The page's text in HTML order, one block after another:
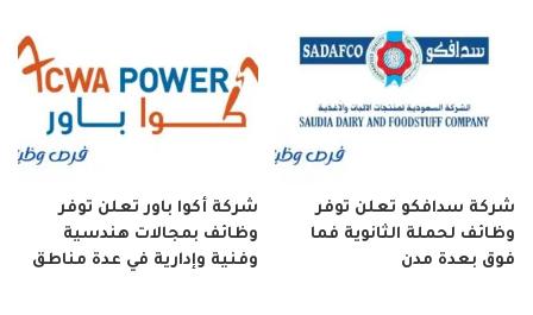
شركة سدافكو تعلن توفر
وظائف لحملة الثانوية فما
فوق بعدة مدن
شركة أكوا باور تعلن توفر
وظائف بمجالات هندسية
وفنية وإدارية في عدة مناطق